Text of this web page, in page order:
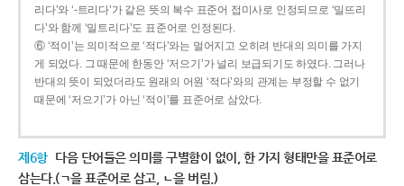
리다’와 ‘-트리다’가 같은 뜻의 복수 표준어 접미사로 인정되므로 ‘밀뜨리
다’와 함께 ‘밀트리다’도 표준어로 인정된다.
⑥ ‘적이’는 의미적으로 ‘적다’와는 멀어지고 오히려 반대의 의미를 가지
게 되었다. 그 때문에 한동안 ‘저으기’가 널리 보급되기도 하였다. 그러나
반대의 뜻이 되었더라도 원래의 어원 ‘적다’와의 관계는 부정할 수 없기
때문에 ‘저으기’가 아닌 ‘적이’를 표준어로 삼았다.
제6항 다음 단어들은 의미를 구별함이 없이, 한 가지 형태만을 표준어로
삼는다.(ㄱ을 표준어로 삼고, ㄴ을 버림.)